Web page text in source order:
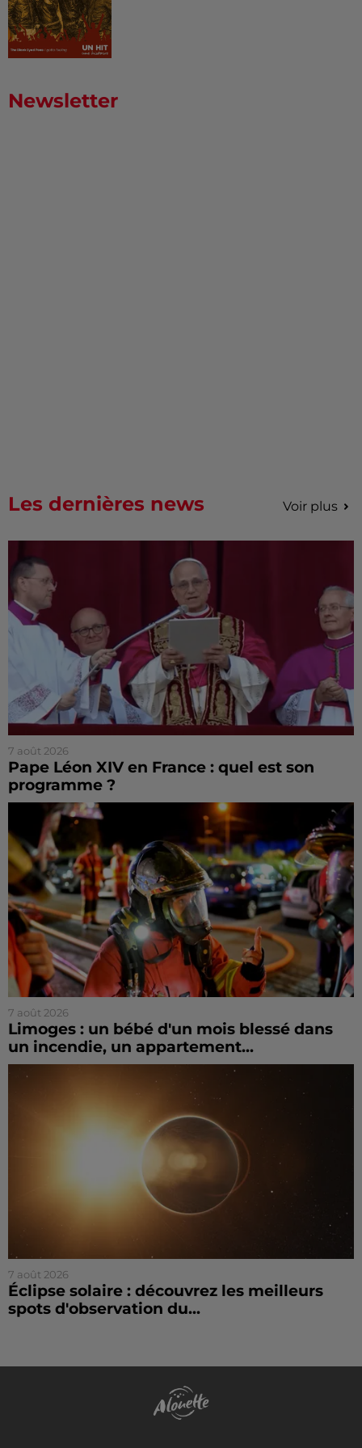
Newsletter
Les dernières news Voir plus
7 août 2026
Pape Léon XIV en France : quel est son
programme ?
7 août 2026
Limoges : un bébé d'un mois blessé dans
un incendie, un appartement...
7 août 2026
Éclipse solaire : découvrez les meilleurs
spots d'observation du...